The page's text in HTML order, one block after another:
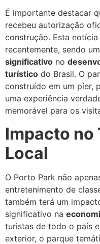
É importante destacar
recebeu autorização
construção. Esta
recentemente, sendo um
significativo no
turístico do Brasil. O
construído em um píer,
uma experiência
memorável para os
Impacto no
Local
O Porto Park não
entretenimento de
também terá um
significativo na
turistas de todo o país
exterior, o parque